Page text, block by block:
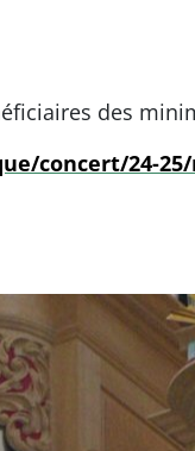
des
concert/24-